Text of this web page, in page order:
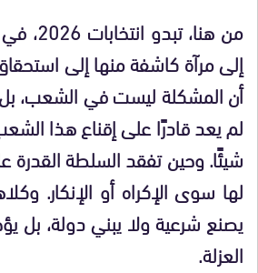
من هنا،
إلى مرآة كاشفة منها إلى
أن المشكلة ليست في الشعب،
لم يعد قادرًا على إقناع هذا
شيئًا. وحين تفقد السلطة القدرة
لها سوى الإكراه أو الإنكار.
يصنع شرعية ولا يبني دولة، بل
العزلة.